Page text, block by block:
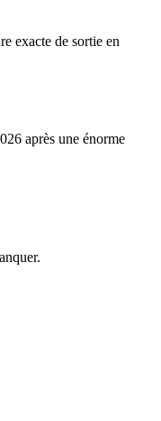
exacte de sortie en
après une énorme